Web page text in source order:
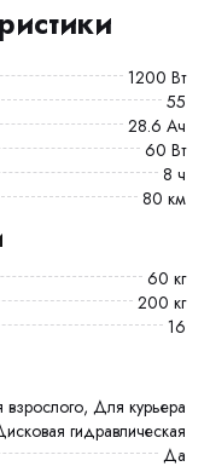
1200 Вт
55
28.6 Ач
60 Вт
8 ч
80 км
60 кг
200 кг
16
взрослого, Для курьера
Дисковая гидравлическая
Да